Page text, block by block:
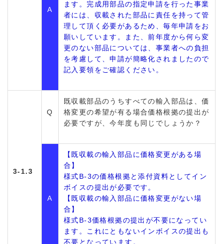
A
ます。完成用部品の指定申請を行った事業
者には、収載された部品に責任を持って管
理して頂く必要があるため、毎年申請をお
願いしています。また、前年度から何ら変
更のない部品については、事業者への負担
を考慮して、申請が簡略化されましたので
記入要領をご確認ください。
3-1.3
Q
既収載部品のうちすべての輸入部品は、価
格変更の希望が有る場合価格根拠の提出が
必要ですが、今年度も同じでしょうか？
A
【既収載の輸入部品に価格変更がある場
合】
様式B-3の価格根拠と添付資料としてイン
ボイスの提出が必要です。
【既収載の輸入部品に価格変更がない場
合】
様式B-3価格根拠の提出が不要になってい
ます。これにともないインボイスの提出も
不要となっています。